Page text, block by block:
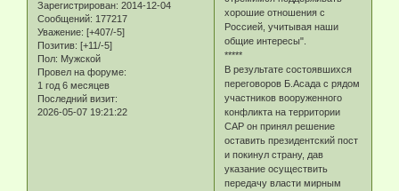
Зарегистрирован: 2014-12-04
Сообщений: 177217
Уважение: [+407/-5]
Позитив: [+11/-5]
Пол: Мужской
Провел на форуме:
1 год 6 месяцев
Последний визит:
2026-05-07 19:21:22
хорошие отношения с
Россией, учитывая наши
общие интересы".
*****
В результате состоявшихся
переговоров Б.Асада с рядом
участников вооруженного
конфликта на территории
САР он принял решение
оставить президентский пост
и покинул страну, дав
указание осуществить
передачу власти мирным